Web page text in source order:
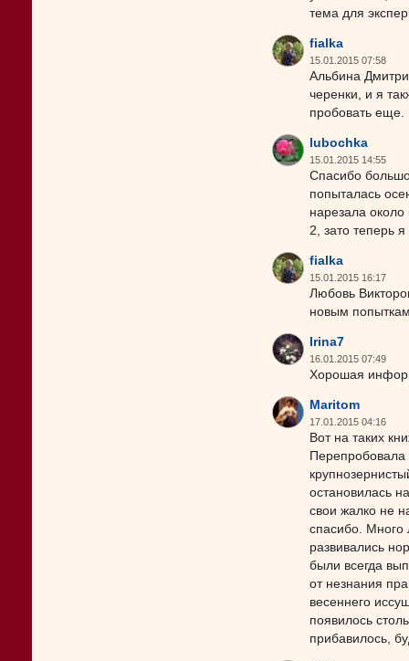
тема для
fialka
15.01.2015 07:58
Альбина
черенки, и я
пробовать еще.
lubochka
15.01.2015 14:55
Спасибо
попыталась
нарезала
2, зато теперь
fialka
15.01.2015 16:17
Любовь
новым
Irina7
16.01.2015 07:49
Хорошая
Maritom
17.01.2015 04:16
Вот на таких
остановилась
свои жалко не
спасибо. Много
развивались
были всегда
от незнания
весеннего
появилось
прибавилось,